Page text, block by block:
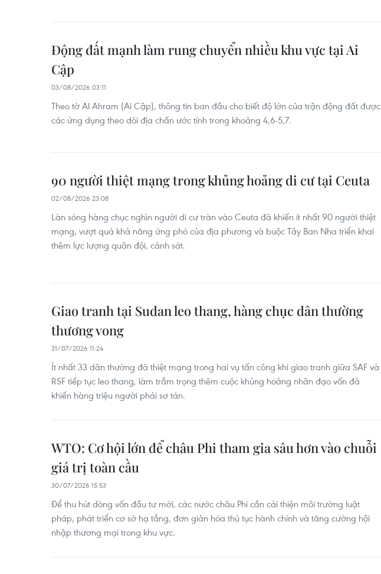
Động đất mạnh làm rung chuyển nhiều khu vực tại Ai
Cập
03/08/2026 03:11
Theo tờ Al Ahram (Ai Cập), thông tin ban đầu cho biết độ lớn của trận động đất được
các ứng dụng theo dõi địa chấn ước tính trong khoảng 4,6-5,7.
90 người thiệt mạng trong khủng hoảng di cư tại Ceuta
02/08/2026 23:08
Làn sóng hàng chục nghìn người di cư tràn vào Ceuta đã khiến ít nhất 90 người thiệt
mạng, vượt quá khả năng ứng phó của địa phương và buộc Tây Ban Nha triển khai
thêm lực lượng quân đội, cảnh sát.
Giao tranh tại Sudan leo thang, hàng chục dân thường
thương vong
31/07/2026 11:24
Ít nhất 33 dân thường đã thiệt mạng trong hai vụ tấn công khi giao tranh giữa SAF và
RSF tiếp tục leo thang, làm trầm trọng thêm cuộc khủng hoảng nhân đạo vốn đã
khiến hàng triệu người phải sơ tán.
WTO: Cơ hội lớn để châu Phi tham gia sâu hơn vào chuỗi
giá trị toàn cầu
30/07/2026 15:53
Để thu hút dòng vốn đầu tư mới, các nước châu Phi cần cải thiện môi trường luật
pháp, phát triển cơ sở hạ tầng, đơn giản hóa thủ tục hành chính và tăng cường hội
nhập thương mại trong khu vực.